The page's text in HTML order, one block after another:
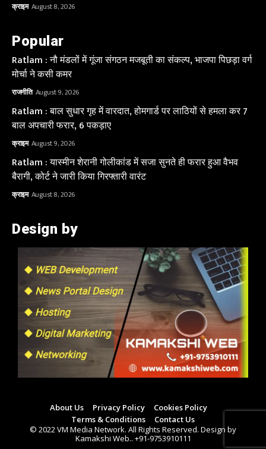
क्राइम August 8, 2026
Popular
Ratlam : नौ मंडलों में गूंजा संगठन मजबूती का संकल्प, भाजपा पिछड़ा वर्ग
मोर्चा ने कसी कमर
राजनीति August 9, 2026
Ratlam : बाल सुधार गृह में वारदात, होमगार्ड पर लाठियों से हमला कर 7
बाल अपचारी फरार, 6 पकड़ाए
क्राइम August 9, 2026
Ratlam : यास्मीन शेरानी गोलीकांड में सजा सुनते ही फरार हुआ वैभव
बैरागी, कोर्ट ने जारी किया गिरफ्तारी वारंट
क्राइम August 8, 2026
Design by
About Us Privacy Policy
Cookies Policy
Terms & Conditions
Contact Us
© 2022 VM Media Network. All Rights Reserved. Design by
Kamakshi Web.. +91-9753910111